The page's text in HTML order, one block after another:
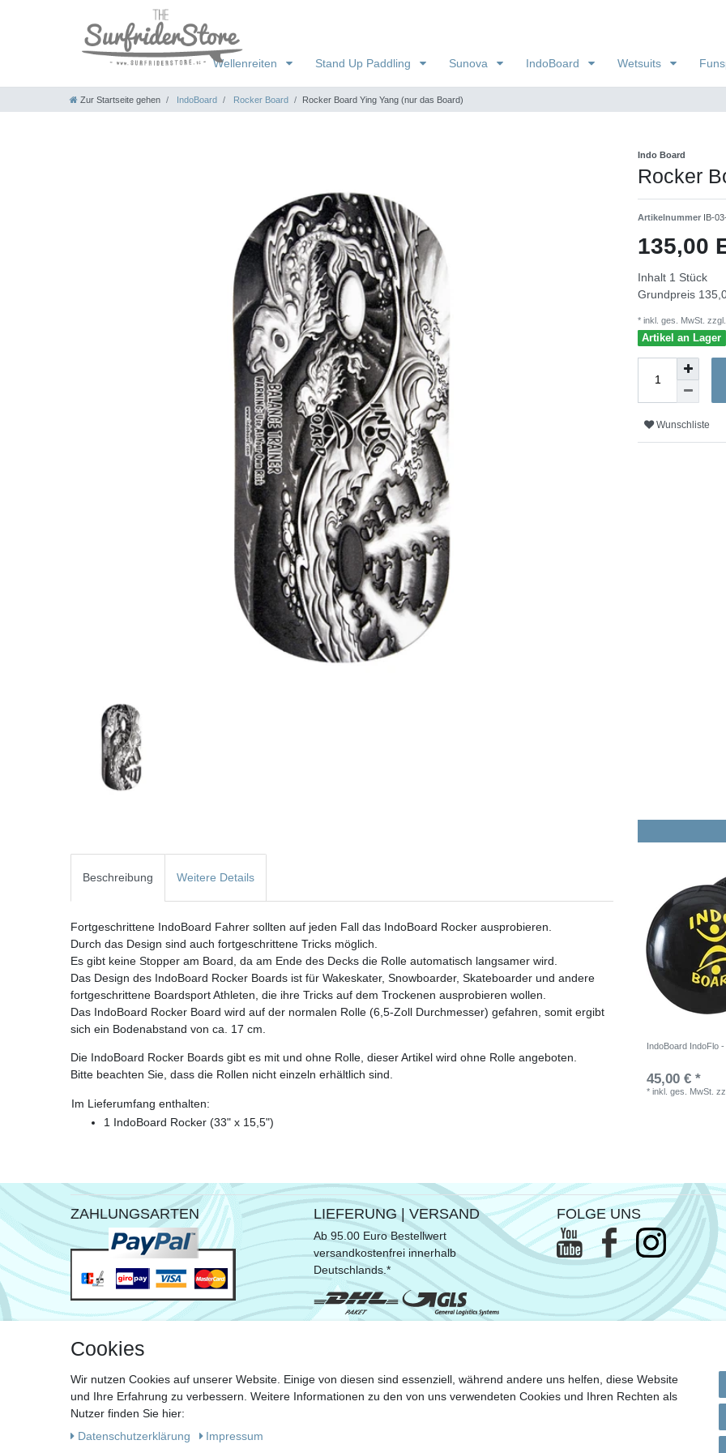
Wellenreiten Stand Up Paddling Sunova IndoBoard Wetsuits
Zur Startseite gehen IndoBoard Rocker Board Rocker Board Ying Yang (nur das Board)
Indo Board
Rocker
Artikelnummer IB-
135,00
Inhalt 1 Stück
Grundpreis
* inkl. ges. MwSt. zzgl.
Artikel an Lager
Wunschliste
Beschreibung Weitere Details
Fortgeschrittene IndoBoard Fahrer sollten auf jeden Fall das IndoBoard Rocker ausprobieren.
Durch das Design sind auch fortgeschrittene Tricks möglich.
Es gibt keine Stopper am Board, da am Ende des Decks die Rolle automatisch langsamer wird.
Das Design des IndoBoard Rocker Boards ist für Wakeskater, Snowboarder, Skateboarder und andere
fortgeschrittene Boardsport Athleten, die ihre Tricks auf dem Trockenen ausprobieren wollen.
Das IndoBoard Rocker Board wird auf der normalen Rolle (6,5-Zoll Durchmesser) gefahren, somit ergibt
sich ein Bodenabstand von ca. 17 cm.
Die IndoBoard Rocker Boards gibt es mit und ohne Rolle, dieser Artikel wird ohne Rolle angeboten.
Bitte beachten Sie, dass die Rollen nicht einzeln erhältlich sind.
Im Lieferumfang enthalten:
1 IndoBoard Rocker (33" x 15,5")
IndoBoard IndoFlo
45,00 € *
*inkl. ges. MwSt.
ZAHLUNGSARTEN LIEFERUNG | VERSAND
Ab 95.00 Euro Bestellwert
versandkostenfrei innerhalb
Deutschlands.*
Zu den Versandkosten
FOLGE UNS
Cookies
Wir nutzen Cookies auf unserer Website. Einige von diesen sind essenziell, während andere uns helfen, diese Website
und Ihre Erfahrung zu verbessern. Weitere Informationen zu den von uns verwendeten Cookies und Ihren Rechten als
Nutzer finden Sie hier:
Daten­schutz­erklärung
Impressum